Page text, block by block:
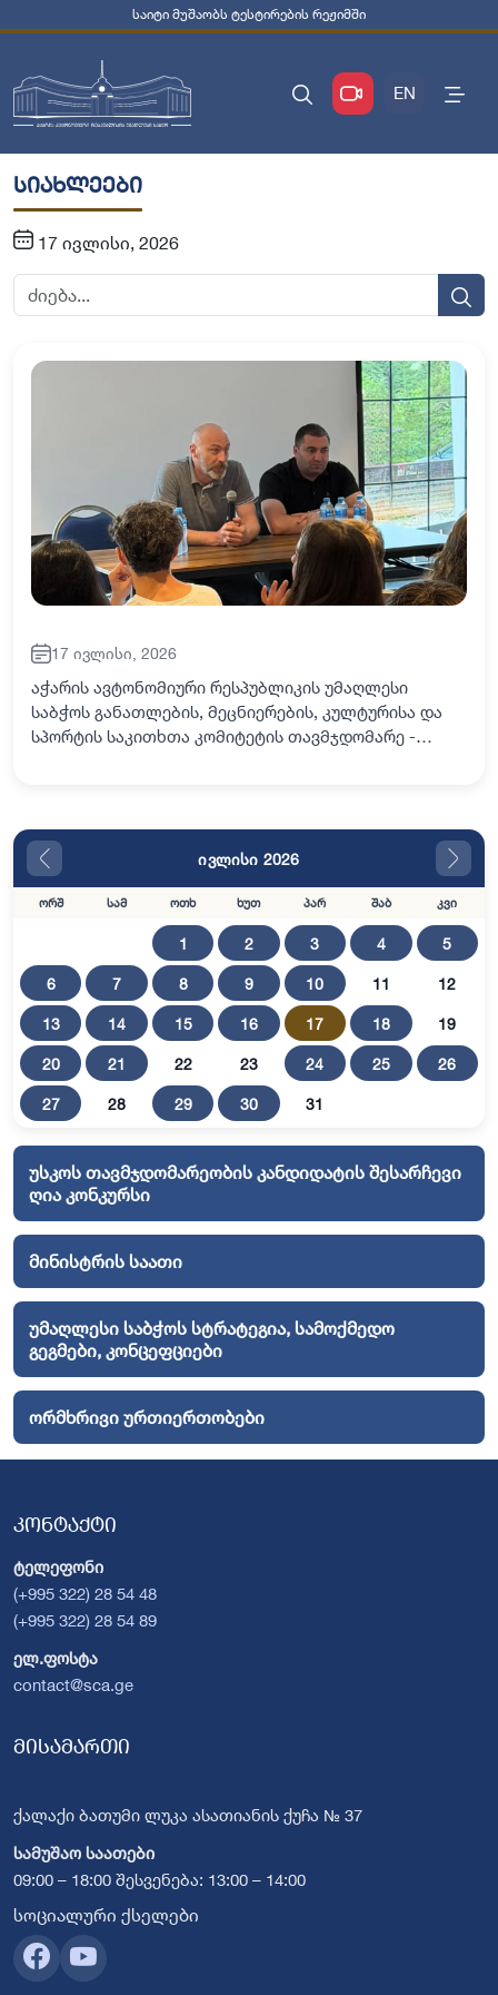
საიტი მუშაობს ტესტირების რეჟიმში
EN
სიახლეები
17 ივლისი, 2026
17 ივლისი, 2026
აჭარის ავტონომიური რესპუბლიკის უმაღლესი
საბჭოს განათლების, მეცნიერების, კულტურისა და
სპორტის საკითხთა კომიტეტის თავმჯდომარე -
ივლისი 2026
ორშ სამ ოთხ ხუთ პარ შაბ კვი
1 2 3 4 5
6 7 8 9 10 11 12
13 14 15 16 17 18 19
20 21 22 23 24 25 26
27 28 29 30 31
უსკოს თავმჯდომარეობის კანდიდატის შესარჩევი
ღია კონკურსი
მინისტრის საათი
უმაღლესი საბჭოს სტრატეგია, სამოქმედო
გეგმები, კონცეფციები
ორმხრივი ურთიერთობები
კონტაქტი
ტელეფონი
(+995 322) 28 54 48
(+995 322) 28 54 89
ელ.ფოსტა
contact@sca.ge
მისამართი
ქალაქი ბათუმი ლუკა ასათიანის ქუჩა № 37
სამუშაო საათები
09:00 – 18:00 შესვენება: 13:00 – 14:00
სოციალური ქსელები